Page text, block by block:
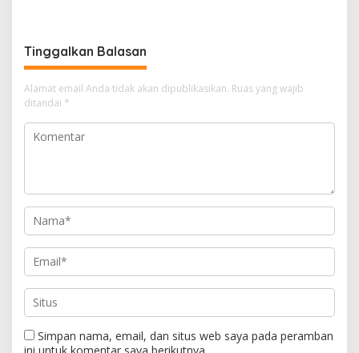
Tinggalkan Balasan
Alamat email Anda tidak akan dipublikasikan. Ruas yang wajib
ditandai *
Simpan nama, email, dan situs web saya pada peramban